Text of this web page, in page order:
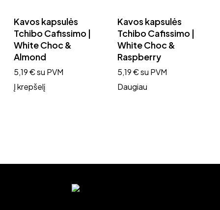
Kavos kapsulės
Tchibo Cafissimo |
White Choc &
Almond
5,19€su PVM
Į krepšelį
Kavos kapsulės
Tchibo Cafissimo |
White Choc &
Raspberry
5,19€su PVM
Daugiau